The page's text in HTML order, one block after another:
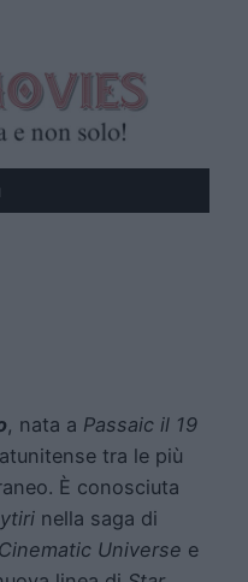
, nata a Passaic il 19
tra le più
È conosciuta
nella saga di
Universe e